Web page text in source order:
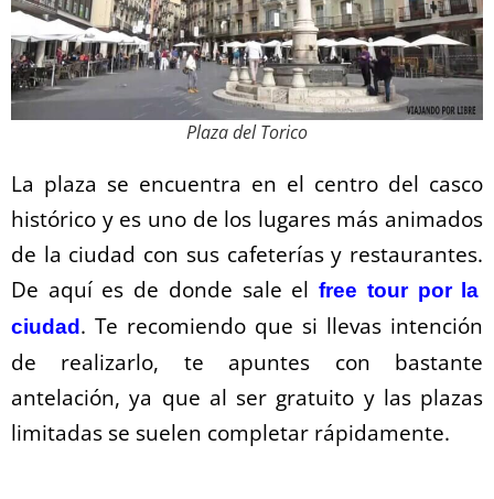
Plaza del Torico
La plaza se encuentra en el centro del casco
histórico y es uno de los lugares más animados
de la ciudad con sus cafeterías y restaurantes.
De aquí es de donde sale elfree tour por la
ciudad . Te recomiendo que si llevas intención
de realizarlo, te apuntes con bastante
antelación, ya que al ser gratuito y las plazas
limitadas se suelen completar rápidamente.